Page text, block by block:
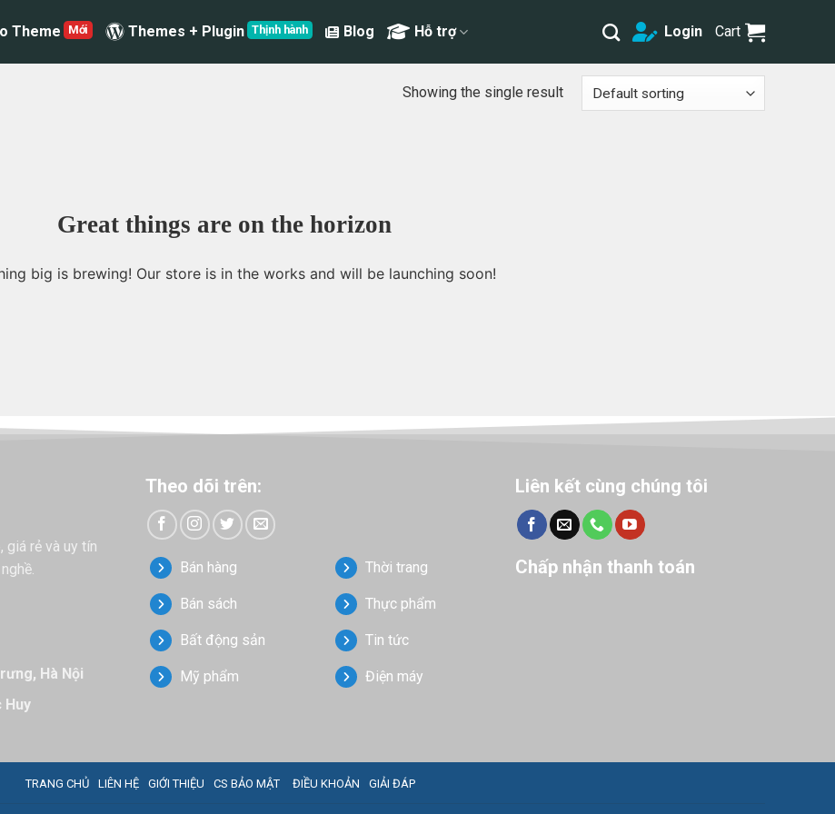
Theme Themes + Plugin Blog Hỗ trợ Login Cart
Showing the single result
Great things are on the horizon
big is brewing! Our store is in the works and will be launching soon!
rẻ và uy tín
Hà Nội
Huy
Theo dõi trên:
Bán hàng
Bán sách
Bất động sản
Mỹ phẩm
Thời trang
Thực phẩm
Tin tức
Điện máy
Liên kết cùng chúng tôi
Chấp nhận thanh toán
TRANG CHỦ LIÊN HỆ GIỚI THIỆU CS BẢO MẬT ĐIỀU KHOẢN GIẢI ĐÁP